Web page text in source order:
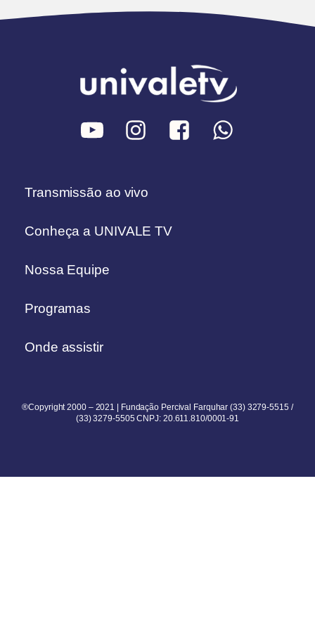
Transmissão ao vivo
Conheça a UNIVALE TV
Nossa Equipe
Programas
Onde assistir
®Copyright 2000 – 2021 | Fundação Percival Farquhar (33) 3279-5515 /
(33) 3279-5505 CNPJ: 20.611.810/0001-91